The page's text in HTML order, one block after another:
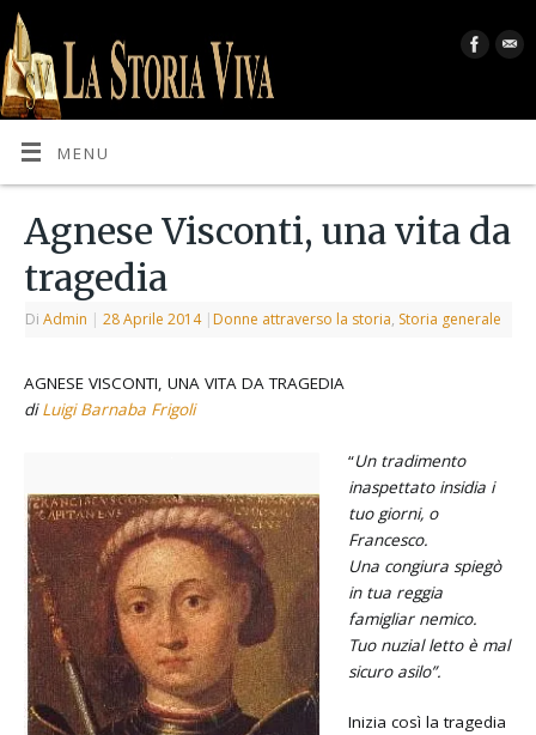
MENU
Agnese Visconti, una vita da
tragedia
DiAdmin | 28 Aprile 2014 | Donne attraverso la storia, Storia generale
AGNESE VISCONTI, UNA VITA DA TRAGEDIA
diLuigi Barnaba Frigoli
“Un tradimento
inaspettato insidia i
tuo giorni, o
Francesco.
Una congiura spiegò
in tua reggia
famigliar nemico.
Tuo nuzial letto è mal
sicuro asilo”.
Inizia così la tragedia